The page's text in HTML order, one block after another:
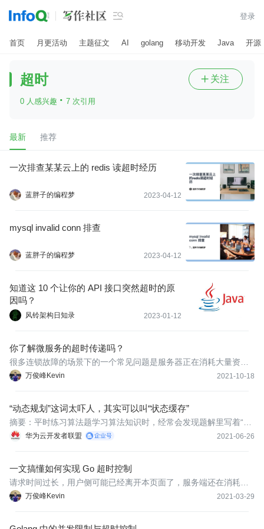
 登录
首页 月更活动 主题征文 AI golang 移动开发 Java 开源
超时
0 人感兴趣 · 7 次引用
 关注
最新 推荐
一次排查某某云上的 redis 读超时经历
蓝胖子的编程梦 2023-04-12
mysql invalid conn 排查
蓝胖子的编程梦 2023-04-12
知道这 10 个让你的 API 接口突然超时的原
因吗？
风铃架构日知录 2023-01-12
你了解微服务的超时传递吗？
万俊峰Kevin 2021-10-18
很多连锁故障的场景下的一个常见问题是服务器正在消耗大量资源
处理那些早已经超过客户端截止时间的请求，这样的结果是，服务
“动态规划”这词太吓人，其实可以叫“状态缓存”
华为云开发者联盟 2021-06-26
​​​​摘要：平时练习算法题学习算法知识时，经常会发现题解里写着“动
态规划”，里面一上来就是一个复杂的dp公式，对于新人来说除了说
一文搞懂如何实现 Go 超时控制
万俊峰Kevin 2021-03-29
请求时间过长，用户侧可能已经离开本页面了，服务端还在消耗资
源处理，得到的结果没有意义